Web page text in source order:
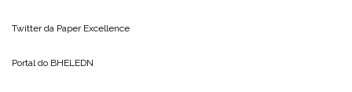
Twitter da Paper Excellence
Portal do BHELEDN